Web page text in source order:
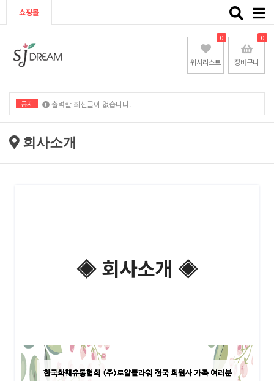
쇼핑몰
Toggle
위시리스트
0
장바구니
0
공지 출력할 최신글이 없습니다.
출력할 최신글이 없습니다.
회사소개
◈ 회사소개 ◈